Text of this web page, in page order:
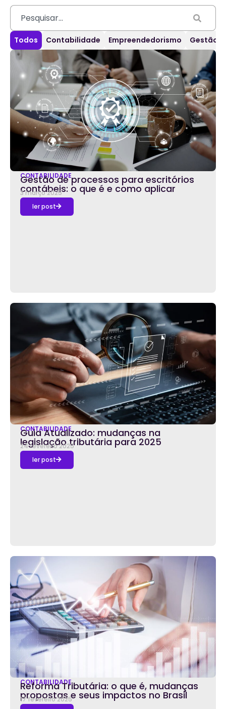
Contabilidade Empreendedorismo Gestão
Todos
CONTABILIDADE
Gestão de processos para escritórios
contábeis: o que é e como aplicar
3 março 2025
ler post
CONTABILIDADE
Guia Atualizado: mudanças na
legislação tributária para 2025
24 fevereiro 2025
ler post
CONTABILIDADE
Reforma Tributária: o que é, mudanças
propostas e seus impactos no Brasil
17 fevereiro 2025